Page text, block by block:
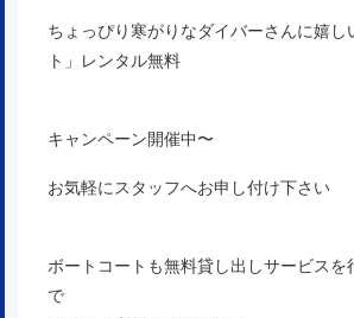
ちょっぴり寒がりなダイバーさんに嬉し
ト」レンタル無料
キャンペーン開催中〜
お気軽にスタッフへお申し付け下さい
ボートコートも無料貸し出しサービスを
で